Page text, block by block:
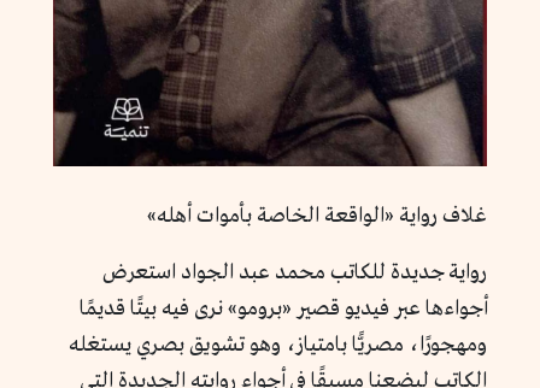
غلاف رواية «الواقعة الخاصة بأموات أهله»
رواية جديدة للكاتب محمد عبد الجواد استعرض
أجواءها عبر فيديو قصير «برومو» نرى فيه بيتًا قديمًا
ومهجورًا، مصريًّا بامتياز، وهو تشويق بصري يستغله
الكاتب ليضعنا مسبقًا في أجواء روايته الجديدة التي